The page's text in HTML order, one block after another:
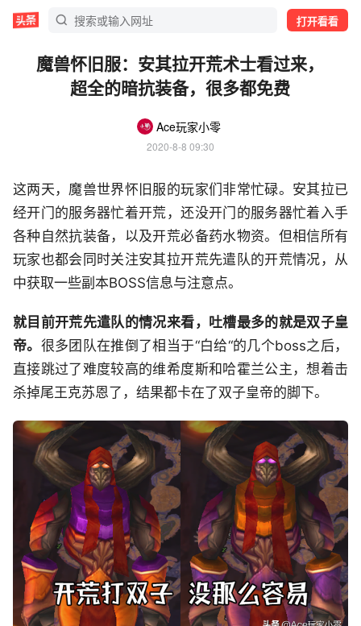
打开看看
魔兽怀旧服：安其拉开荒术士看过来，
超全的暗抗装备，很多都免费
Ace玩家小零
2020-8-8 09:30
这两天，魔兽世界怀旧服的玩家们非常忙碌。安其拉已
经开门的服务器忙着开荒，还没开门的服务器忙着入手
各种自然抗装备，以及开荒必备药水物资。但相信所有
玩家也都会同时关注安其拉开荒先遣队的开荒情况，从
中获取一些副本BOSS信息与注意点。
就目前开荒先遣队的情况来看，吐槽最多的就是双子皇
帝。 很多团队在推倒了相当于“白给“的几个boss之后，
直接跳过了难度较高的维希度斯和哈霍兰公主，想着击
杀掉尾王克苏恩了，结果都卡在了双子皇帝的脚下。